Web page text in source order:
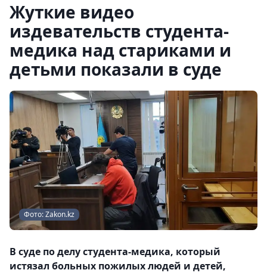
Жуткие видео
издевательств студента-
медика над стариками и
детьми показали в суде
Фото: Zakon.kz
В суде по делу студента-медика, который
истязал больных пожилых людей и детей,